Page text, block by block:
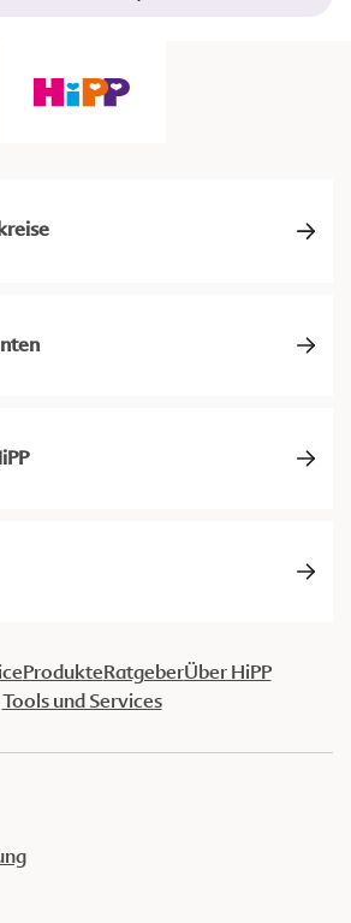
ProdukteRatgeberÜber HiPP
Tools und Services